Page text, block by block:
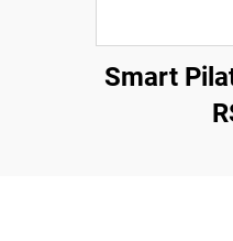
Smart